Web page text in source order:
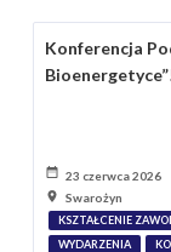
Konferencja
23 czerwca 2026
Swarożyn
KSZTAŁCENIE
WYDARZENIA